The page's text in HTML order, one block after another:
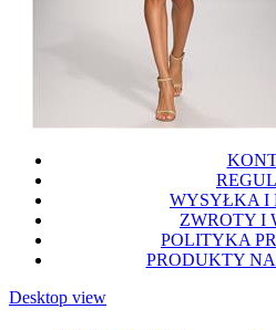
WYSYŁKA I
ZWROTY I
POLITYKA
PRODUKTY
Desktop view